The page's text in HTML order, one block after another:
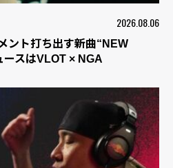
2026.08.06
ント打ち出す新曲“NEW
スはVLOT × NGA